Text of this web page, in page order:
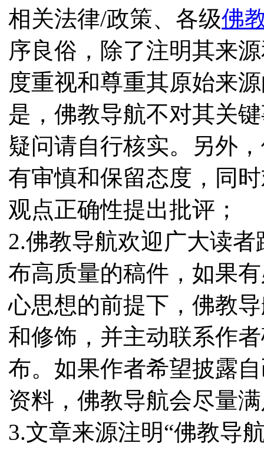
相关法律/政策、各级佛
序良俗，除了注明其来
度重视和尊重其原始来
是，佛教导航不对其关
疑问请自行核实。另外
有审慎和保留态度，同
观点正确性提出批评；
2.佛教导航欢迎广大读
布高质量的稿件，如果
心思想的前提下，佛教
和修饰，并主动联系作
布。如果作者希望披露
资料，佛教导航会尽量
3.文章来源注明“佛教导